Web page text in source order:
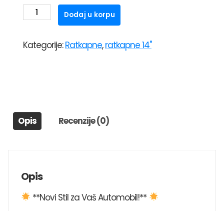
RATKAPNE(poklopci
čeličnih
14"
Dodaj u korpu
Kategorije:Ratkapne,ratkapne 14"
Opis Recenzije (0)
Opis
**Novi Stil za Vaš Automobil!**